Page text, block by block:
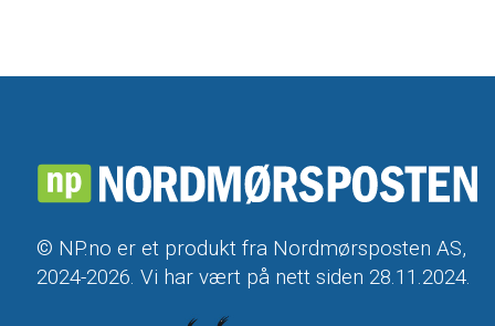
© NP.no er et produkt fra Nordmørsposten AS,
2024-2026. Vi har vært på nett siden 28.11.2024.